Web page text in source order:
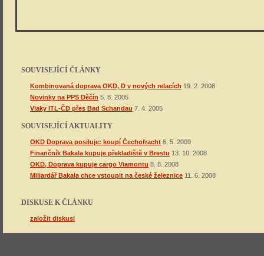
SOUVISEJÍCÍ ČLÁNKY
Kombinovaná doprava OKD, D v nových relacích 19. 2. 2008
Novinky na PPS Děčín 5. 8. 2005
Vlaky ITL-ČD přes Bad Schandau 7. 4. 2005
SOUVISEJÍCÍ AKTUALITY
OKD Doprava posiluje: koupí Čechofracht 6. 5. 2009
Finančník Bakala kupuje překladiště v Brestu 13. 10. 2008
OKD, Doprava kupuje cargo Viamontu 8. 8. 2008
Miliardář Bakala chce vstoupit na české železnice 11. 6. 2008
DISKUSE K ČLÁNKU
založit diskusi